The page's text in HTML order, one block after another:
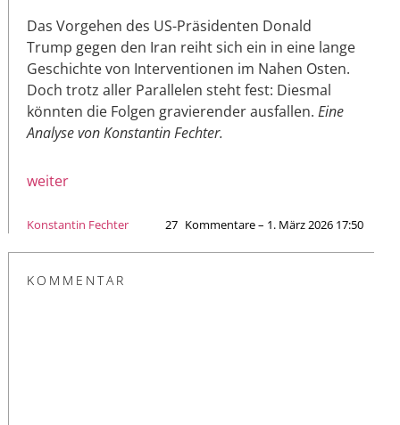
Das Vorgehen des US-Präsidenten Donald
Trump gegen den Iran reiht sich ein in eine lange
Geschichte von Interventionen im Nahen Osten.
Doch trotz aller Parallelen steht fest: Diesmal
könnten die Folgen gravierender ausfallen. Eine
Analyse von Konstantin Fechter.
weiter
Konstantin Fechter 27 Kommentare – 1. März 2026 17:50
KOMMENTAR